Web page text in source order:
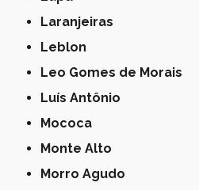
Laranjeiras
Leblon
Leo Gomes de Morais
Luís Antônio
Mococa
Monte Alto
Morro Agudo